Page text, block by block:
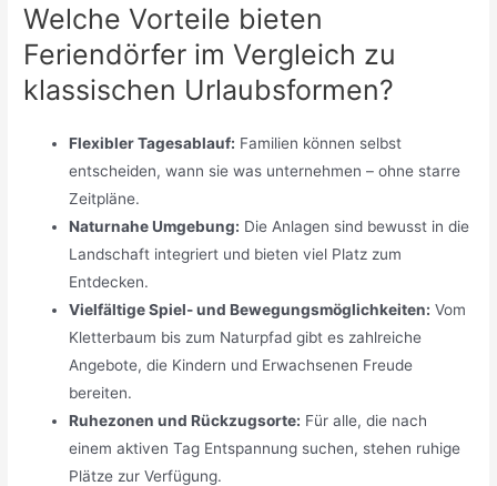
Welche Vorteile bieten
Feriendörfer im Vergleich zu
klassischen Urlaubsformen?
Flexibler Tagesablauf: Familien können selbst
entscheiden, wann sie was unternehmen – ohne starre
Zeitpläne.
Naturnahe Umgebung: Die Anlagen sind bewusst in die
Landschaft integriert und bieten viel Platz zum
Entdecken.
Vielfältige Spiel- und Bewegungsmöglichkeiten: Vom
Kletterbaum bis zum Naturpfad gibt es zahlreiche
Angebote, die Kindern und Erwachsenen Freude
bereiten.
Ruhezonen und Rückzugsorte: Für alle, die nach
einem aktiven Tag Entspannung suchen, stehen ruhige
Plätze zur Verfügung.